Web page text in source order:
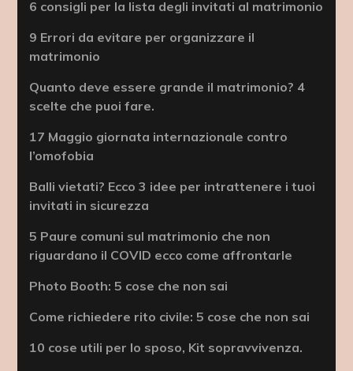
6 consigli per la lista degli invitati al matrimonio
9 Errori da evitare per organizzare il
matrimonio
Quanto deve essere grande il matrimonio? 4
scelte che puoi fare.
17 Maggio giornata internazionale contro
l’omofobia
Balli vietati? Ecco 3 idee per intrattenere i tuoi
invitati in sicurezza
5 Paure comuni sul matrimonio che non
riguardano il COVID ecco come affrontarle
Photo Booth: 5 cose che non sai
Come richiedere rito civile: 5 cose che non sai
10 cose utili per lo sposo, Kit sopravvivenza.